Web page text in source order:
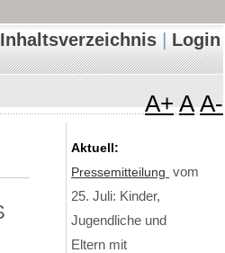
A+ A A-
Inhaltsverzeichnis | Login
Aktuell:
Pressemitteilung vom
25. Juli: Kinder,
Jugendliche und
Eltern mit